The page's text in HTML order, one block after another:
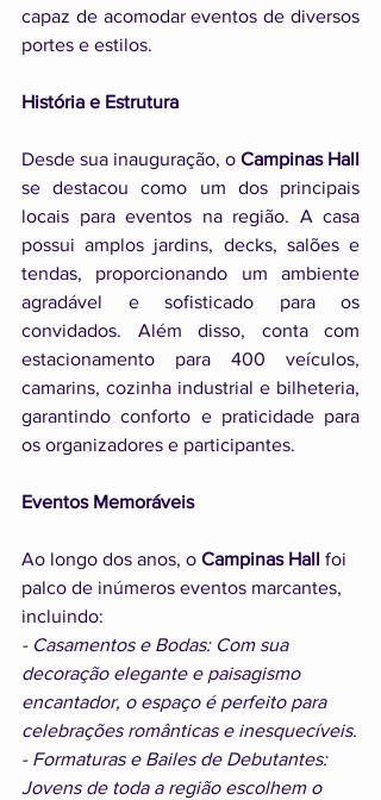
capaz de acomodar eventos de diversos
portes e estilos.
História e Estrutura
Desde sua inauguração, o Campinas Hall
se destacou como um dos principais
locais para eventos na região. A casa
possui amplos jardins, decks, salões e
tendas, proporcionando um ambiente
agradável e sofisticado para os
convidados. Além disso, conta com
estacionamento para 400 veículos,
camarins, cozinha industrial e bilheteria,
garantindo conforto e praticidade para
os organizadores e participantes.
Eventos Memoráveis
Ao longo dos anos, o Campinas Hall foi
palco de inúmeros eventos marcantes,
incluindo:
- Casamentos e Bodas: Com sua
decoração elegante e paisagismo
encantador, o espaço é perfeito para
celebrações românticas e inesquecíveis.
- Formaturas e Bailes de Debutantes:
Jovens de toda a região escolhem o